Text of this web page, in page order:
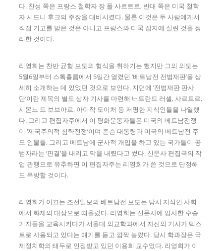
다. 찬성 쪽은 프랑스 철학자 장 폴 사르트르, 반대 쪽은 미국 철학
자 시드니 후크의 주장을 대비시켰다. 물론 이것은 두 사람에게서
직접 기고를 받은 것은 아니고 프랑스와 미국 잡지에 실린 것을 정
리한 것이다.
리영희는 찬반 균형 보도의 형식을 취하기는 했지만 그의 의도는
5월6일부터 스톡홀름에서 5일간 열렸던 ‘베트남전 전범재판’을 상
세히 소개하는 데 있었던 것으로 보인다. 지면에 ‘전범재판 판사
단’이란 제목의 별도 상자 기사를 마련해 버트란드 러셀, 사르트르,
시몬느 드 보브아르, 아이작 도이처 등 저명한 지식인들을 나열했
다. 그리고 편집자주에서 이 평화운동자들은 미국의 베트남전쟁
이 ‘제국주의적 침략전쟁’이며 존슨 대통령과 미국의 베트남전 주
도 인물들, 그리고 베트남에 군사적 개입을 하고 있는 국가들이 공
범자라는 ‘판결’을 내리고 막을 내렸다고 썼다. 신문사 편집국의 작
업 관행으로 유추하면 이 편집자주는 리영희가 쓴 것으로 단정해
도 무방할 것이다.
리영희가 이끄는 조선일보의 베트남전 보도는 당시 지식인 사회
에서 화제의 대상으로 떠올랐다. 리영희는 신문사에 입사한 수습
기자들을 교육시키다가 서울대 외교학과에서 자신의 기사가 텍스
트로 사용되고 있다는 얘기를 듣고 깜짝 놀랐다. 당시 학과장은 국
제정치학의 태두로 인정받고 있던 이용희 교수였다. 리영희가 이